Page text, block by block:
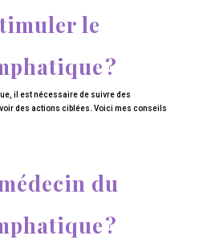
le
?
il est nécessaire de suivre des
des actions ciblées. Voici mes conseils
du
?